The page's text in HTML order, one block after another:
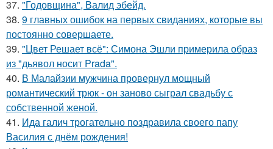
37. "Годовщина", Валид эбейд.
38. 9 главных ошибок на первых свиданиях, которые вы
постоянно совершаете.
39. "Цвет Решает всё": Симона Эшли примерила образ
из "дьявол носит Prada".
40. В Малайзии мужчина провернул мощный
романтический трюк - он заново сыграл свадьбу с
собственной женой.
41. Ида галич трогательно поздравила своего папу
Василия с днём рождения!